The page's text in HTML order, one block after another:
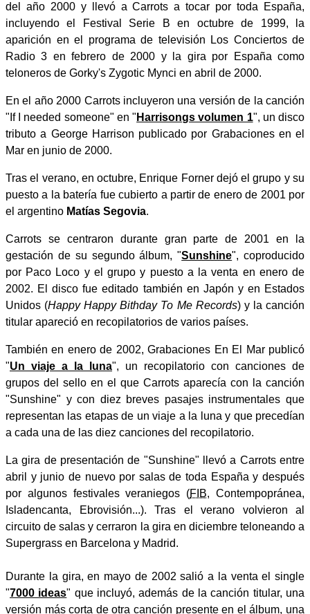
del año 2000 y llevó a Carrots a tocar por toda España,
incluyendo el Festival Serie B en octubre de 1999, la
aparición en el programa de televisión Los Conciertos de
Radio 3 en febrero de 2000 y la gira por España como
teloneros de Gorky's Zygotic Mynci en abril de 2000.
En el año 2000 Carrots incluyeron una versión de la canción
"If I needed someone" en " Harrisongs volumen 1", un disco
tributo a George Harrison publicado por Grabaciones en el
Mar en junio de 2000.
Tras el verano, en octubre, Enrique Forner dejó el grupo y su
puesto a la batería fue cubierto a partir de enero de 2001 por
el argentino Matías Segovia.
Carrots se centraron durante gran parte de 2001 en la
gestación de su segundo álbum, "Sunshine", coproducido
por Paco Loco y el grupo y puesto a la venta en enero de
2002. El disco fue editado también en Japón y en Estados
Unidos (Happy Happy Bithday To Me Records) y la canción
titular apareció en recopilatorios de varios países.
También en enero de 2002, Grabaciones En El Mar publicó
"Un viaje a la luna", un recopilatorio con canciones de
grupos del sello en el que Carrots aparecía con la canción
"Sunshine" y con diez breves pasajes instrumentales que
representan las etapas de un viaje a la luna y que precedían
a cada una de las diez canciones del recopilatorio.
La gira de presentación de "Sunshine" llevó a Carrots entre
abril y junio de nuevo por salas de toda España y después
por algunos festivales veraniegos (FIB, Contempopránea,
Isladencanta, Ebrovisión...). Tras el verano volvieron al
circuito de salas y cerraron la gira en diciembre teloneando a
Supergrass en Barcelona y Madrid.
Durante la gira, en mayo de 2002 salió a la venta el single
"7000 ideas" que incluyó, además de la canción titular, una
versión más corta de otra canción presente en el álbum, una